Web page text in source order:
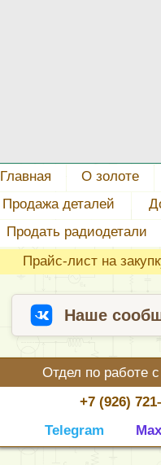
Главная
О золоте
Продажа деталей
Продать радиодетали
Прайс-лист на
Наше
Отдел по работе
+7 (926)
Telegram
Max